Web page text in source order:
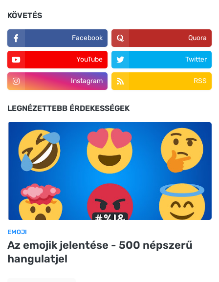
KÖVETÉS
Facebook Quora
YouTube Twitter
Instagram RSS
LEGNÉZETTEBB ÉRDEKESSÉGEK
EMOJI
Az emojik jelentése - 500 népszerű
hangulatjel